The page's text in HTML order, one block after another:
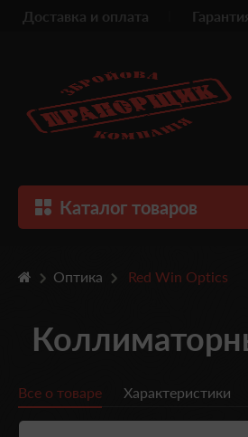
Доставка и оплата
Каталог товаров
Оптика Red Win Optics
Все о товаре Характеристики